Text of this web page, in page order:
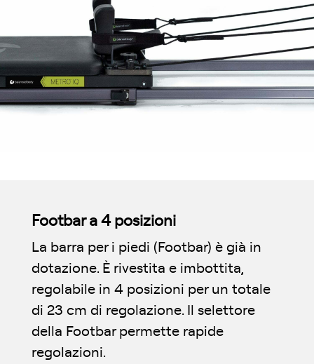
Footbar a 4 posizioni
La barra per i piedi (Footbar) è già in
dotazione. È rivestita e imbottita,
regolabile in 4 posizioni per un totale
di 23 cm di regolazione. Il selettore
della Footbar permette rapide
regolazioni.